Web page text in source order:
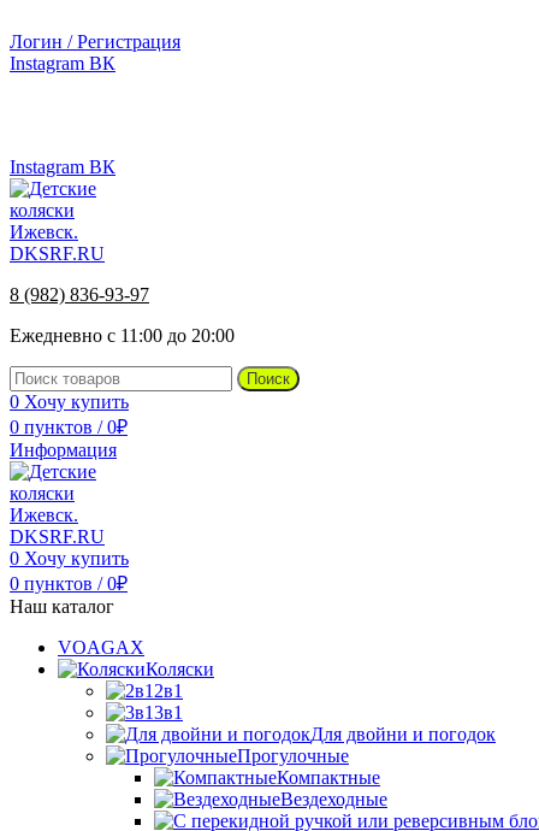
Логин / Регистрация
Instagram ВК
Instagram ВК
8 (982) 836-93-97
Ежедневно с 11:00 до 20:00
Поиск
0 Хочу купить
0 пунктов / 0₽
Информация
0 Хочу купить
0 пунктов / 0₽
Наш каталог
VOAGAX
Коляски
2в1
3в1
Для двойни и погодок
Прогулочные
Компактные
Вездеходные